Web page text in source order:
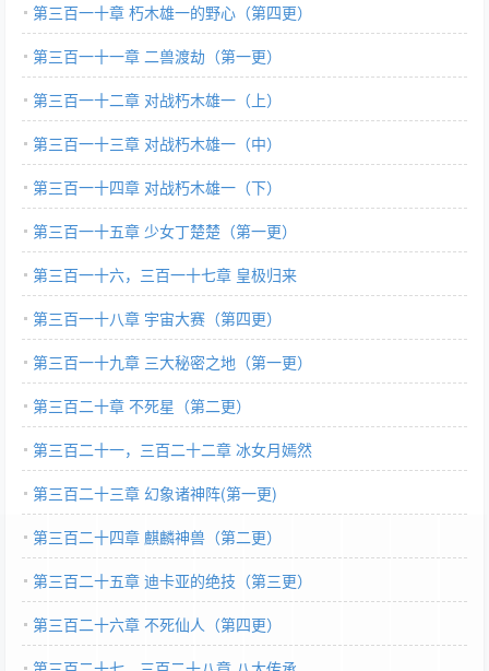
第三百一十章 朽木雄一的野心（第四更）
第三百一十一章 二兽渡劫（第一更）
第三百一十二章 对战朽木雄一（上）
第三百一十三章 对战朽木雄一（中）
第三百一十四章 对战朽木雄一（下）
第三百一十五章 少女丁楚楚（第一更）
第三百一十六，三百一十七章 皇极归来
第三百一十八章 宇宙大赛（第四更）
第三百一十九章 三大秘密之地（第一更）
第三百二十章 不死星（第二更）
第三百二十一，三百二十二章 冰女月嫣然
第三百二十三章 幻象诸神阵(第一更)
第三百二十四章 麒麟神兽（第二更）
第三百二十五章 迪卡亚的绝技（第三更）
第三百二十六章 不死仙人（第四更）